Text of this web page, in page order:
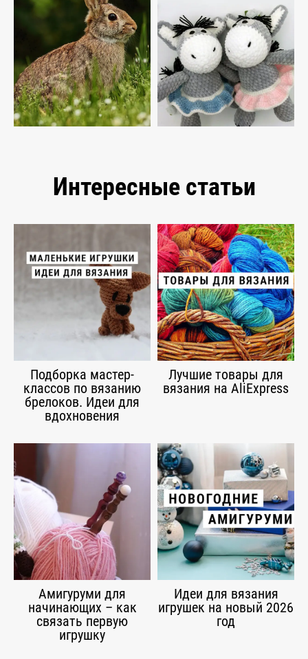
Интересные статьи
Подборка мастер-
классов по вязанию
брелоков. Идеи для
вдохновения
Лучшие товары для
вязания на AliExpress
Амигуруми для
начинающих – как
связать первую
игрушку
Идеи для вязания
игрушек на новый 2026
год